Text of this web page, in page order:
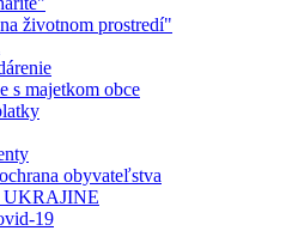
životnom prostredí"
s majetkom obce
obyvateľstva
UKRAJINE
19